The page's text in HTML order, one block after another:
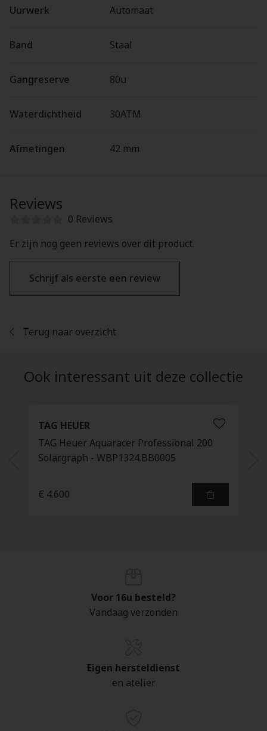
Uurwerk Automaat
Band Staal
Gangreserve 80u
Waterdichtheid 30ATM
Afmetingen 42 mm
Reviews
0 Reviews
Er zijn nog geen reviews over dit product.
Schrijf als eerste een review
Terug naar overzicht
Ook interessant uit deze collectie
TAG HEUER
TAG Heuer Aquaracer Professional 200
Solargraph - WBP1324.BB0005
€ 4.600
Voor 16u besteld?
Vandaag verzonden
Eigen hersteldienst
en atelier